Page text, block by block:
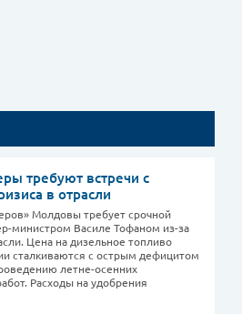
требуют встречи с
в отрасли
Молдовы требует срочной
министром Василе Тофаном из-за
Цена на дизельное топливо
сталкиваются с острым дефицитом
летне-осенних
Расходы на удобрения